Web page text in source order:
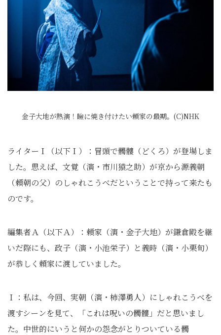
金子大地が熱演！瞼に焼き付けたい頼家の最期。(C)NHK
ライターＩ（以下Ｉ）：冒頭で髑髏（どくろ）が登場しま
した。思えば、文覚（演・市川猿之助）が京から源義朝
（頼朝の父）のしゃれこうべだということで持って来たも
のです。
編集者Ａ（以下Ａ）：頼家（演・金子大地）が鎌倉殿を継
いだ際にも、政子（演・小池栄子）と義時（演・小栗旬）
が恭しく頼家に渡していました。
Ｉ：私は、今回、実朝（演・柿澤勇人）にしゃれこうべを
渡すシーンを見て、「これは呪いの髑髏」だと思いまし
た。中世的にいうと何かの怨念がとりついている髑